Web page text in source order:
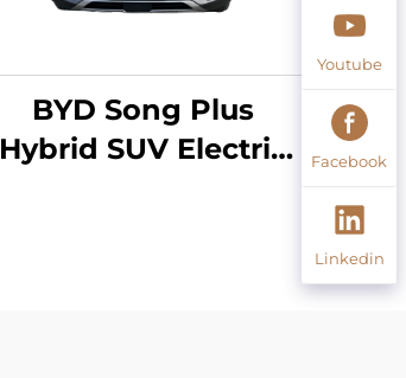
BYD Song Plus
Hybrid SUV Electric
Youtube
Facebook
Linkedin